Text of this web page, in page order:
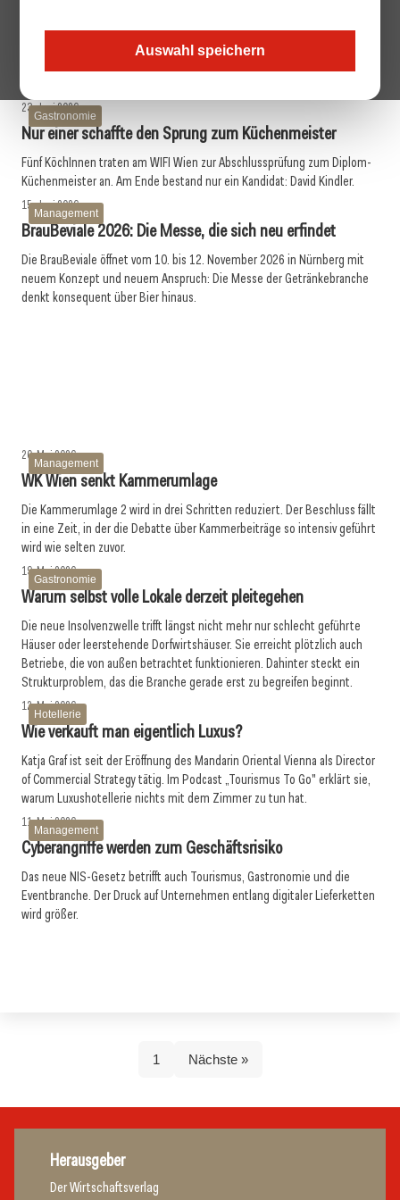
Auswahl speichern
Rooftop-Pools gelten in der alpinen Hotellerie als Symbol für
Gastronomie
23. Juni 2026
Nur einer schaffte den Sprung zum Küchenmeister
Fünf KöchInnen traten am WIFI Wien zur Abschlussprüfung zum Diplom-
Küchenmeister an. Am Ende bestand nur ein Kandidat: David Kindler.
Management
15. Juni 2026
BrauBeviale 2026: Die Messe, die sich neu erfindet
Die BrauBeviale öffnet vom 10. bis 12. November 2026 in Nürnberg mit
neuem Konzept und neuem Anspruch: Die Messe der Getränkebranche
denkt konsequent über Bier hinaus.
15. Juni 2026
Vermieterakademie Tirol: Starkes Halbjahr, neue Themen
03. Juni 2026
Management
20. Mai 2026
WK Wien senkt Kammerumlage
Die Kammerumlage 2 wird in drei Schritten reduziert. Der Beschluss fällt
in eine Zeit, in der die Debatte über Kammerbeiträge so intensiv geführt
wird wie selten zuvor.
Gastronomie
19. Mai 2026
Warum selbst volle Lokale derzeit pleitegehen
Die neue Insolvenzwelle trifft längst nicht mehr nur schlecht geführte
Häuser oder leerstehende Dorfwirtshäuser. Sie erreicht plötzlich auch
Betriebe, die von außen betrachtet funktionieren. Dahinter steckt ein
Strukturproblem, das die Branche gerade erst zu begreifen beginnt.
Hotellerie
12. Mai 2026
Wie verkauft man eigentlich Luxus?
Katja Graf ist seit der Eröffnung des Mandarin Oriental Vienna als Director
of Commercial Strategy tätig. Im Podcast „Tourismus To Go" erklärt sie,
warum Luxushotellerie nichts mit dem Zimmer zu tun hat.
Management
11. Mai 2026
Cyberangriffe werden zum Geschäftsrisiko
Das neue NIS-Gesetz betrifft auch Tourismus, Gastronomie und die
Eventbranche. Der Druck auf Unternehmen entlang digitaler Lieferketten
wird größer.
1 Nächste »
Herausgeber
Der Wirtschaftsverlag